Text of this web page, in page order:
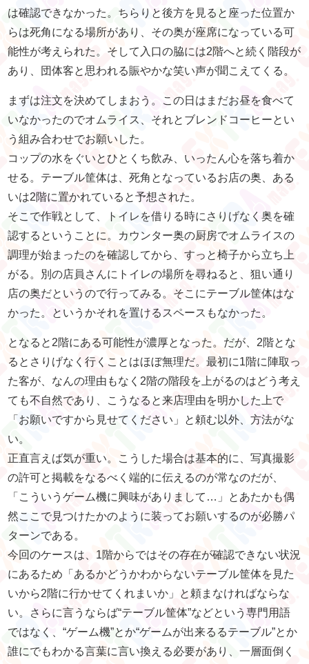
は確認できなかった。ちらりと後方を見ると座った位置か
らは死角になる場所があり、その奥が座席になっている可
能性が考えられた。そして入口の脇には2階へと続く階段が
あり、団体客と思われる賑やかな笑い声が聞こえてくる。
まずは注文を決めてしまおう。この日はまだお昼を食べて
いなかったのでオムライス、それとブレンドコーヒーとい
う組み合わせでお願いした。
コップの水をぐいとひとくち飲み、いったん心を落ち着か
せる。テーブル筐体は、死角となっているお店の奥、ある
いは2階に置かれていると予想された。
そこで作戦として、トイレを借りる時にさりげなく奥を確
認するということに。カウンター奥の厨房でオムライスの
調理が始まったのを確認してから、すっと椅子から立ち上
がる。別の店員さんにトイレの場所を尋ねると、狙い通り
店の奥だというので行ってみる。そこにテーブル筐体はな
かった。というかそれを置けるスペースもなかった。
となると2階にある可能性が濃厚となった。だが、2階とな
るとさりげなく行くことはほぼ無理だ。最初に1階に陣取っ
た客が、なんの理由もなく2階の階段を上がるのはどう考え
ても不自然であり、こうなると来店理由を明かした上で
「お願いですから見せてください」と頼む以外、方法がな
い。
正直言えば気が重い。こうした場合は基本的に、写真撮影
の許可と掲載をなるべく端的に伝えるのが常なのだが、
「こういうゲーム機に興味がありまして…」とあたかも偶
然ここで見つけたかのように装ってお願いするのが必勝パ
ターンである。
今回のケースは、1階からではその存在が確認できない状況
にあるため「あるかどうかわからないテーブル筐体を見た
いから2階に行かせてくれまいか」と頼まなければならな
い。さらに言うならば“テーブル筐体”などという専門用語
ではなく、“ゲーム機”とか“ゲームが出来るるテーブル”とか
誰にでもわかる言葉に言い換える必要があり、一層面倒く